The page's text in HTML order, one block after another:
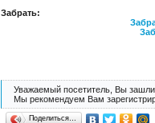
Забрать:
Уважаемый посетитель, Вы зашли
Мы рекомендуем Вам
Поделиться…